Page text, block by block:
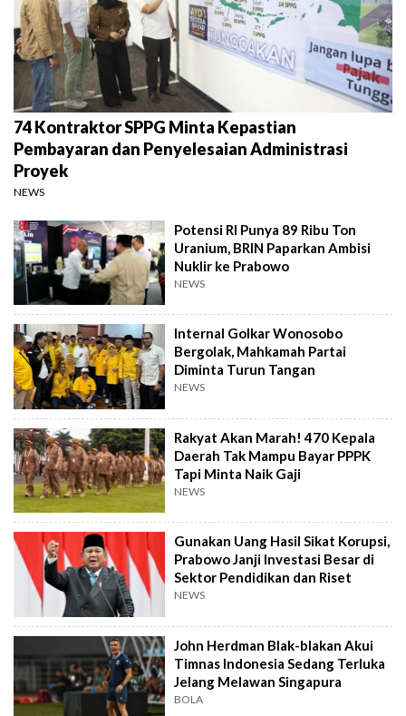
74 Kontraktor SPPG Minta Kepastian
Pembayaran dan Penyelesaian Administrasi
Proyek
NEWS
Potensi RI Punya 89 Ribu Ton
Uranium, BRIN Paparkan Ambisi
Nuklir ke Prabowo
NEWS
Internal Golkar Wonosobo
Bergolak, Mahkamah Partai
Diminta Turun Tangan
NEWS
Rakyat Akan Marah! 470 Kepala
Daerah Tak Mampu Bayar PPPK
Tapi Minta Naik Gaji
NEWS
Gunakan Uang Hasil Sikat Korupsi,
Prabowo Janji Investasi Besar di
Sektor Pendidikan dan Riset
NEWS
John Herdman Blak-blakan Akui
Timnas Indonesia Sedang Terluka
Jelang Melawan Singapura
BOLA